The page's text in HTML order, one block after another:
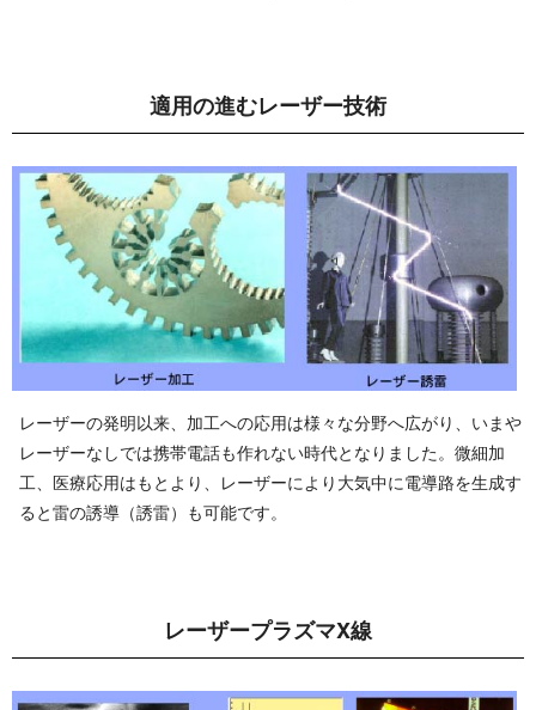
適用の進むレー ザ ー 技 術
レーザーの発明以来、加工への応用は様々な分野へ広がり、いまや
レーザーなしでは携帯電話も作れない時代となりました。微細加
工、医療応用はもとより、レーザーにより大気中に電導路を生成す
ると雷の誘導（誘雷）も可 能 で す 。
レーザープラ ズ マ X 線